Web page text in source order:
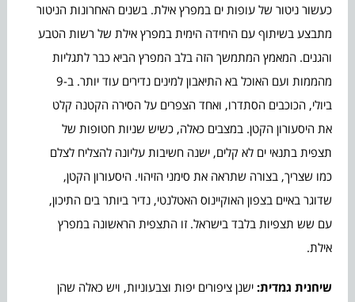
כעשור ניטור של עופות ים במפרץ אילת. בשנים האחרונות הניטור
מתבצע בשיתוף עם היחידה הימית במפרץ אילת של רשות הטבע
והגנים. המאמץ המתמשך הזה בלב המפרץ הביא כבר לתגליות
מהממות ועם האוכל בא התיאבון למינים נדירים עוד יותר. ב-9
ביולי, הכוכבים הסתדרו, ואחד הצפרים על הסירה הקטנה קלט
את היסעורון הקטן. במצבים כאלה, כשיש שניות חטופות של
תצפית בתנאי ים לא קלים, ישנה חשיבות עליונה להצליח לצלם
כמו שצריך, בצורה שתראה את סימני הזיהוי. היסעורון הקטן,
שדוגר באיים בצפון האוקיינוס האטלנטי, נדיר ביותר בים התיכון,
עם שש תצפיות בלבד בישראל. זו התצפית הראשונה במפרץ
אילת.
שיחנית גמדית: ישנן ציפורים יפות וצבעוניות, ויש כאלה שהן